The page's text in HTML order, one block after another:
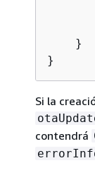
    }
}
Si la
contendrá